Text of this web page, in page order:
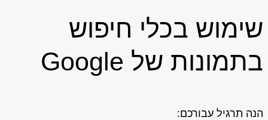
שימוש בכלי חיפוש
בתמונות של Google
הנה תרגיל עבורכם: